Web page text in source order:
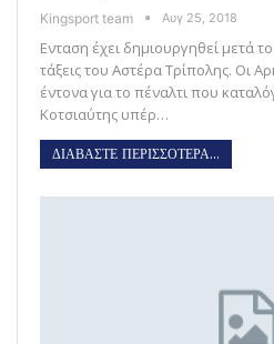
Kingsport team Αυγ 25, 2018
Ενταση έχει δημιουργηθεί μετά
τάξεις του Αστέρα Τρίπολης. Οι
έντονα για το πέναλτι που
Κοτσιαύτης υπέρ…
ΔΙΑΒΑΣΤΕ ΠΕΡΙΣΣΟΤΕΡΑ...